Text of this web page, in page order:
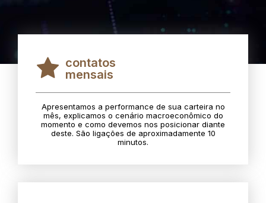
contatos
mensais
Apresentamos a performance de sua carteira no
mês, explicamos o cenário macroeconômico do
momento e como devemos nos posicionar diante
deste. São ligações de aproximadamente 10
minutos.